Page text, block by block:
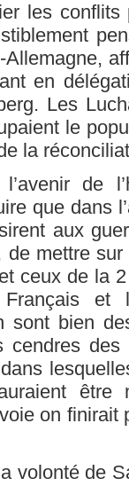
les
en
Les
le
la
de
que dans
aux
mettre
ceux de la
et
sont bien
cendres
être
on finirait
volonté de